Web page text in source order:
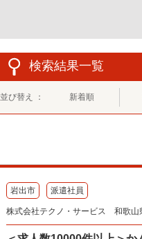
検索結果一覧
並び替え ： 新着順
岩出市 派遣社員
株式会社テクノ・サービス 和歌山